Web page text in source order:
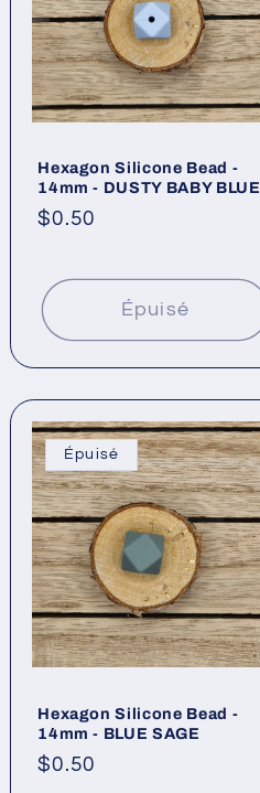
Hexagon Silicone Bead -
14mm - DUSTY BABY BLUE
Prix
$0.50
Épuisé
Épuisé
Hexagon Silicone Bead -
14mm - BLUE SAGE
Prix
$0.50